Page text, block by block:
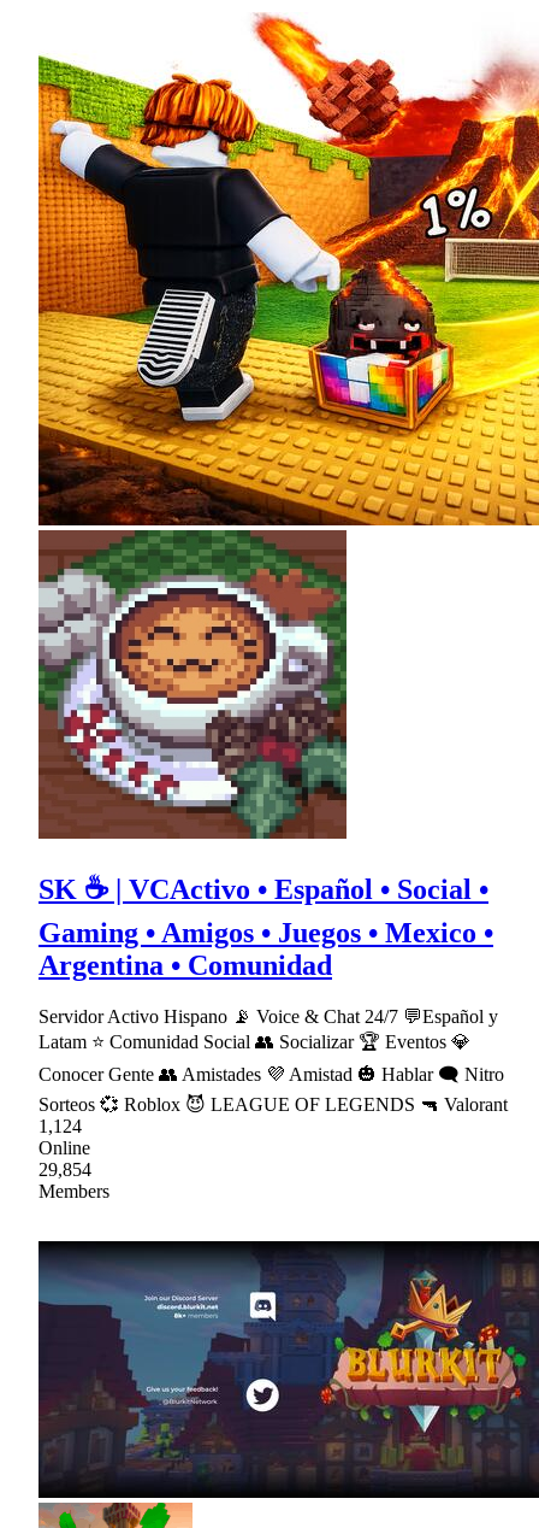
SK ☕ | VCActivo • Español • Social •
Gaming • Amigos • Juegos • Mexico •
Argentina • Comunidad
Servidor Activo Hispano 📡 Voice & Chat 24/7 💬Español y
Latam ⭐ Comunidad Social 👥 Socializar 🏆 Eventos 💎
Conocer Gente 👥 Amistades 💜 Amistad 🎃 Hablar 🗨 Nitro
Sorteos 💞 Roblox 😈 LEAGUE OF LEGENDS 🔫 Valorant
1,124
Online
29,854
Members